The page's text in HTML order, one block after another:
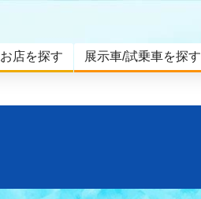
お店を探す 展示車/試乗車を探す